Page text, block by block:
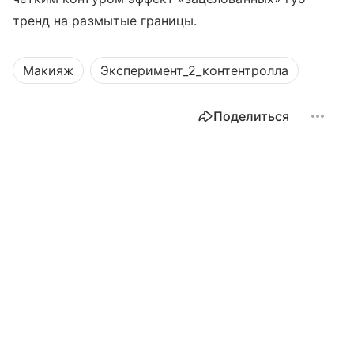
тренд на размытые границы.
Макияж Эксперимент_2_контентролла
Поделиться